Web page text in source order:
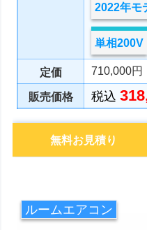
2022年モ
単相200V
定価 710,000円
販売価格 税込
無料お見積り
ルームエアコン